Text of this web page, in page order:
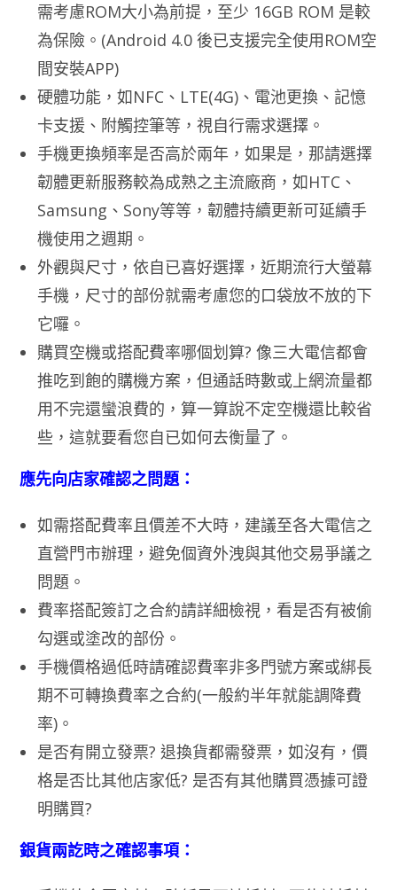
需考慮ROM大小為前提，至少 16GB ROM 是較
為保險。(Android 4.0 後已支援完全使用ROM空
間安裝APP)
硬體功能，如NFC、LTE(4G)、電池更換、記憶
卡支援、附觸控筆等，視自行需求選擇。
手機更換頻率是否高於兩年，如果是，那請選擇
韌體更新服務較為成熟之主流廠商，如HTC、
Samsung、Sony等等，韌體持續更新可延續手
機使用之週期。
外觀與尺寸，依自已喜好選擇，近期流行大螢幕
手機，尺寸的部份就需考慮您的口袋放不放的下
它囉。
購買空機或搭配費率哪個划算? 像三大電信都會
推吃到飽的購機方案，但通話時數或上網流量都
用不完還蠻浪費的，算一算說不定空機還比較省
些，這就要看您自已如何去衡量了。
應先向店家確認之問題：
如需搭配費率且價差不大時，建議至各大電信之
直營門市辦理，避免個資外洩與其他交易爭議之
問題。
費率搭配簽訂之合約請詳細檢視，看是否有被偷
勾選或塗改的部份。
手機價格過低時請確認費率非多門號方案或綁長
期不可轉換費率之合約(一般約半年就能調降費
率)。
是否有開立發票? 退換貨都需發票，如沒有，價
格是否比其他店家低? 是否有其他購買憑據可證
明購買?
銀貨兩訖時之確認事項：